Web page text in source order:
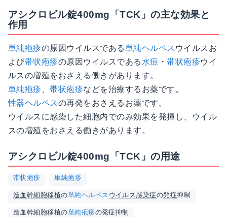
アシクロビル錠400mg「TCK」の主な効果と
作用
単純疱疹の原因 ウイルスである単純ヘルペス ウイルスお
よび帯状疱疹の原因ウイルスである水痘 ・帯状疱疹ウイ
ルスの増殖をおさえる働きがあります。
単純疱疹 、帯状疱疹などを治療するお薬です。
性器ヘルペスの再発をおさえるお薬です。
ウイルスに感染した細胞内でのみ効果を発揮し、ウイル
スの増殖をおさえる働きがあります。
アシクロビル錠400mg「TCK」の用途
帯状疱疹 単純疱疹
造血幹細胞移植の単純ヘルペス ウイルス感染症の発症抑制
造血幹細胞移植の単純疱疹の発症抑制